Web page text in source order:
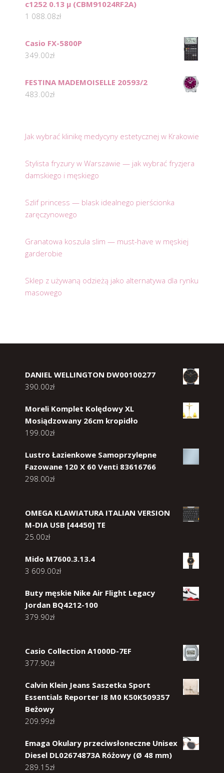
c1252 0.13 µ (CBM91024RF2A)
1 088.08zł
Casio FX-5800P
349.00zł
FESTINA MADEMOISELLE 20593/2
483.00zł
Jak wybrać klinikę medycyny estetycznej w Krakowie
Stylista fryzury w Warszawie — jak wybrać fryzjera
damskiego i męskiego
Szlif princess — blask idealnego pierścionka
zaręczynowego
Granatowa koszula slim — must-have w męskiej
garderobie
Sklep z używaną odzieżą jako alternatywa dla rynku
masowego
DANIEL WELLINGTON DW00100277
390.00zł
Moreli Komplet Kolędowy XL
Mosiądzowany 26cm kropidło
199.00zł
Lustro Łazienkowe Samoprzylepne
Fazowane 120 X 60 Venti 83616766
298.00zł
OMEGA KLAWIATURA ITALIAN VERSION
M-DIA USB [44450] TE
25.00zł
Mido M7600.3.13.4
3 609.00zł
Buty męskie Nike Air Flight Legacy
Jordan BQ4212-100
379.90zł
Casio Collection A1000D-7EF
377.90zł
Calvin Klein Jeans Saszetka Sport
Essentials Reporter I8 M0 K50K509357
Beżowy
209.99zł
Emaga Okulary przeciwsłoneczne Unisex
Diesel DL02674873A Różowy (Ø 48 mm)
289.15zł